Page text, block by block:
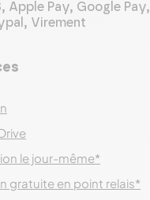
Apple Pay, Google Pay,
Virement
le jour-même*
gratuite en point relais*